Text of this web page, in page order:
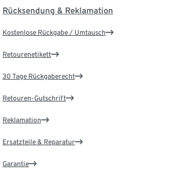
Rücksendung & Reklamation
Kostenlose Rückgabe / Umtausch
Retourenetikett
30 Tage Rückgaberecht
Retouren-Gutschrift
Reklamation
Ersatzteile & Reparatur
Garantie